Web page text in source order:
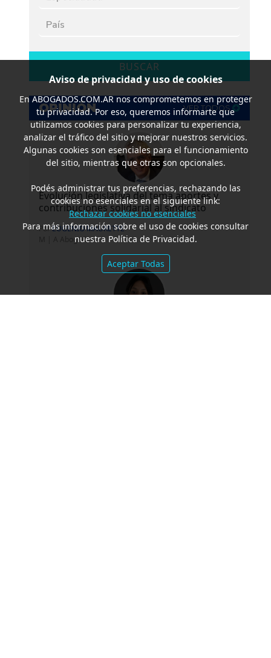
BUSCAR
OPINIÓN VER TODOS
Evolución legislativa del tema aportes y
contribuciones solidarial al sindicato
PorEUGENIO MAURETTE
M | A Abogados
Aviso de privacidad y uso de cookies
EnABOGADOS.COM.ARnos comprometemos en proteger
tu privacidad. Por eso, queremos informarte que
utilizamos cookies para personalizar tu experiencia,
analizar el tráfico del sitio y mejorar nuestros servicios.
Algunas cookies son esenciales para el funcionamiento
del sitio, mientras que otras son opcionales.
Podés administrar tus preferencias, rechazando las
cookies no esenciales en el siguiente link:
Rechazar cookies no esenciales
Para más información sobre el uso de cookies consultar
nuestra Política de Privacidad.
Aceptar Todas